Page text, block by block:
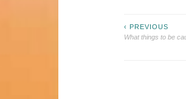
‹ PREVIOUS
What things to be